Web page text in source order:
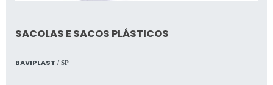
SACOLAS E SACOS PLÁSTICOS
BAVIPLAST / SP